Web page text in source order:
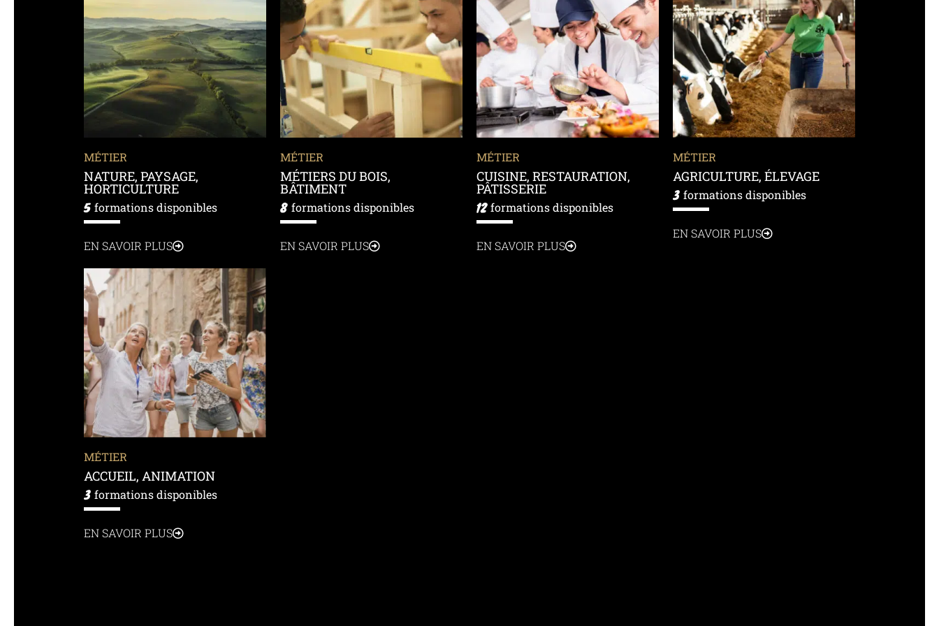
MÉTIER
NATURE, PAYSAGE,
HORTICULTURE
5 formations disponibles
EN SAVOIR PLUS
MÉTIER
MÉTIERS DU BOIS,
BÂTIMENT
8 formations disponibles
EN SAVOIR PLUS
MÉTIER
CUISINE, RESTAURATION,
PÂTISSERIE
12formations disponibles
EN SAVOIR PLUS
MÉTIER
AGRICULTURE, ÉLEVAGE
3 formations disponibles
EN SAVOIR PLUS
MÉTIER
ACCUEIL, ANIMATION
3 formations disponibles
EN SAVOIR PLUS